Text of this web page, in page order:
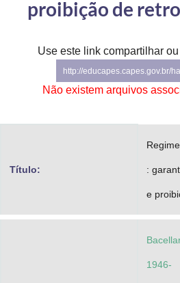
Secretaria de Governo
Gabinete de Segurança Institucional
Planalto
proibição de
Use este link compartilhar
http://educapes.capes.gov.br/
Não existem arquivos
Título: :
e
1946-